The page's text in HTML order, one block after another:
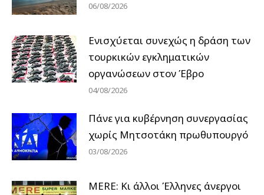
06/08/2026
Ενισχύεται συνεχώς η δράση των
τουρκικών εγκληματικών
οργανώσεων στον Έβρο
04/08/2026
Πάνε για κυβέρνηση συνεργασίας
χωρίς Μητσοτάκη πρωθυπουργό
03/08/2026
MERE: Κι άλλοι Έλληνες άνεργοι